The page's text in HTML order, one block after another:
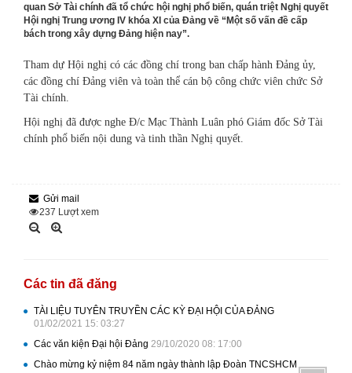
quan Sở Tài chính đã tổ chức hội nghị phổ biến, quán triệt Nghị quyết
Hội nghị Trung ương IV khóa XI của Đảng về “Một số vấn đề cấp
bách trong xây dựng Đảng hiện nay”.
Tham dự Hội nghị có các đồng chí trong ban chấp hành Đảng ủy,
các đồng chí Đảng viên và toàn thể cán bộ công chức viên chức Sở
Tài chính.
Hội nghị đã được nghe Đ/c Mạc Thành Luân phó Giám đốc Sở Tài
chính phổ biến nội dung và tinh thần Nghị quyết.
Gửi mail
237 Lượt xem
Các tin đã đăng
TÀI LIỆU TUYÊN TRUYỀN CÁC KỲ ĐẠI HỘI CỦA ĐẢNG
01/02/2021 15: 03:27
Các văn kiện Đại hội Đảng 29/10/2020 08: 17:00
Chào mừng kỷ niệm 84 năm ngày thành lập Đoàn TNCSHCM